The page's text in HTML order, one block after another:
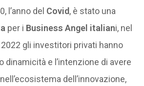
l’anno del Covid, è stato una
per i Business Angel italiani, nel
gli investitori privati hanno
dinamicità e l’intenzione di avere
dell’innovazione,